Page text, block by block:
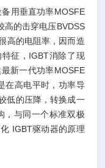
用垂直功率MOSFE
高的击穿电压BVDSS
高的电阻率，因而造
征，IGBT消除了现
新一代功率MOSFE
在高电平时，功率导
低的压降，转换成一
，与同一个标准双极
IGBT驱动器的原理